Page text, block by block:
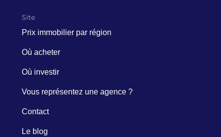
Site
Prix immobilier par région
Où acheter
Où investir
Vous représentez une agence ?
Contact
Le blog